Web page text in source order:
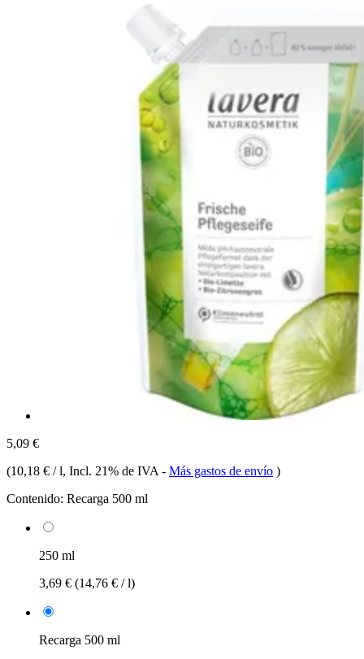
5,09 €
(10,18 € / l, Incl. 21% de IVA - Más gastos de envío )
Contenido: Recarga 500 ml
250 ml
3,69 € (14,76 € / l)
Recarga 500 ml